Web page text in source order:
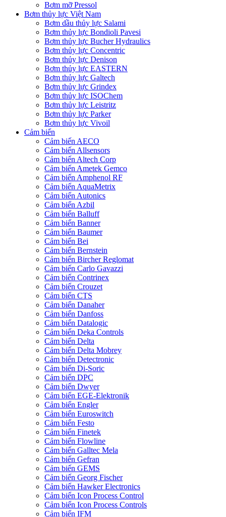
Bơm mỡ Pressol
Bơm thủy lực Việt Nam
Bơm dầu thủy lực Salami
Bơm thủy lực Bondioli Pavesi
Bơm thủy lực Bucher Hydraulics
Bơm thủy lực Concentric
Bơm thủy lực Denison
Bơm thủy lực EASTERN
Bơm thủy lực Galtech
Bơm thủy lực Grindex
Bơm thủy lực ISOChem
Bơm thủy lực Leistritz
Bơm thủy lực Parker
Bơm thủy lực Vivoil
Cảm biến
Cảm biến AECO
Cảm biến Allsensors
Cảm biến Altech Corp
Cảm biến Ametek Gemco
Cảm biến Amphenol RF
Cảm biến AquaMetrix
Cảm biến Autonics
Cảm biến Azbil
Cảm biến Balluff
Cảm biến Banner
Cảm biến Baumer
Cảm biến Bei
Cảm biến Bernstein
Cảm biến Bircher Reglomat
Cảm biến Carlo Gavazzi
Cảm biến Contrinex
Cảm biến Crouzet
Cảm biến CTS
Cảm biến Danaher
Cảm biến Danfoss
Cảm biến Datalogic
Cảm biến Deka Controls
Cảm biến Delta
Cảm biến Delta Mobrey
Cảm biến Detectronic
Cảm biến Di-Soric
Cảm biến DPC
Cảm biến Dwyer
Cảm biến EGE-Elektronik
Cảm biến Engler
Cảm biến Euroswitch
Cảm biến Festo
Cảm biến Finetek
Cảm biến Flowline
Cảm biến Galltec Mela
Cảm biến Gefran
Cảm biến GEMS
Cảm biến Georg Fischer
Cảm biến Hawker Electronics
Cảm biến Icon Process Control
Cảm biến Icon Process Controls
Cảm biến IFM